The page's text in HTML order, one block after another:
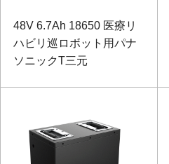
48V 6.7Ah 18650 医療リ
ハビリ巡ロボット用パナ
ソニックT三元